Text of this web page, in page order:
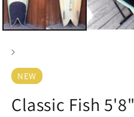
を
開
NEW
Classic Fish 5'8"